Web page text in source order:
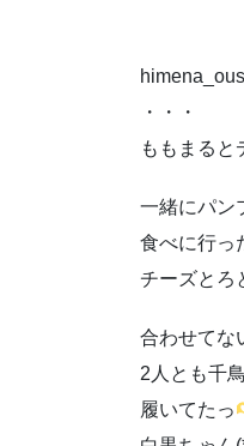
・・・
ももまると
一緒にパン
食べに行っ
チーズとろ
合わせてな
2人とも千
履いてたっ